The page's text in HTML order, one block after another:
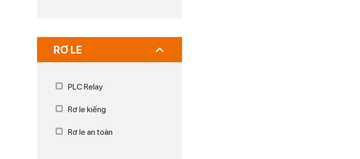
RƠ LE
PLC Relay
Rơ le kiếng
Rơ le an toàn